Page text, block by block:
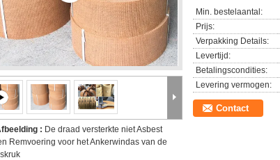
: De draad versterkte niet Asbest
Remvoering voor het Ankerwindas van de
Min. bestelaantal:
Prijs:
Verpakking Details:
Levertijd:
Betalingscondities:
Levering vermogen:
Contact